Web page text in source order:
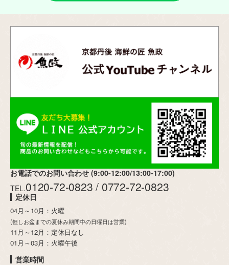
お電話でのお問い合わせ (9:00-12:00/13:00-17:00)
TEL.0120-72-0823 / 0772-72-0823
定休日
04月～10月：火曜
(但しお盆までの夏休み期間中の日曜日は営業)
11月～12月：定休日なし
01月～03月：火曜午後
営業時間